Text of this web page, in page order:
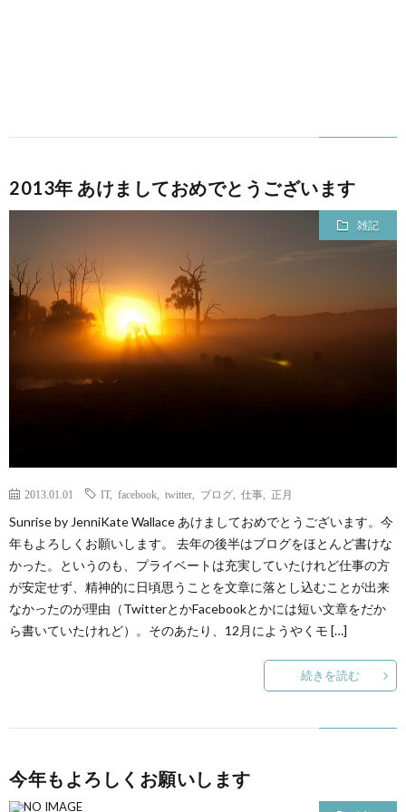
2013年 あけましておめでとうございます
雑記
2013.01.01 IT, facebook twitter ブログ 仕事 正月
Sunrise by JenniKate Wallace あけましておめでとうございます。今
年もよろしくお願いします。 去年の後半はブログをほとんど書けな
かった。というのも、プライベートは充実していたけれど仕事の方
が安定せず、精神的に日頃思うことを文章に落とし込むことが出来
なかったのが理由（TwitterとかFacebookとかには短い文章をだか
ら書いていたけれど）。そのあたり、12月にようやくモ […]
続きを読む
今年もよろしくお願いします